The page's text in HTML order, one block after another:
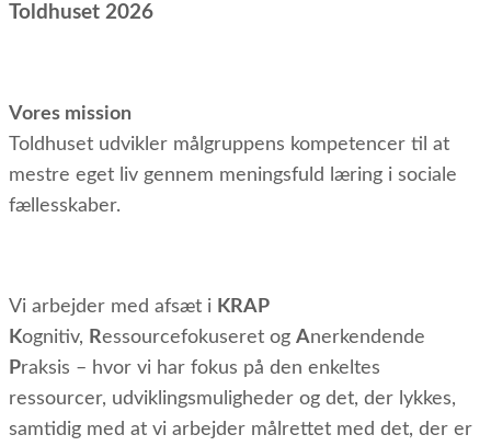
Toldhuset 2026
Vores mission
Toldhuset udvikler målgruppens kompetencer til at
mestre eget liv gennem meningsfuld læring i sociale
fællesskaber.
Vi arbejder med afsæt i KRAP
Kognitiv, Ressourcefokuseret og Anerkendende
Praksis – hvor vi har fokus på den enkeltes
ressourcer, udviklingsmuligheder og det, der lykkes,
samtidig med at vi arbejder målrettet med det, der er